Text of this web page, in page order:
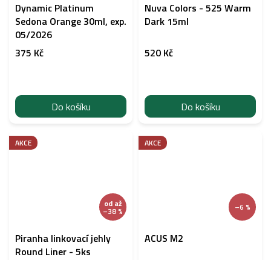
Dynamic Platinum
Sedona Orange 30ml, exp.
05/2026
375 Kč
Do košíku
Nuva Colors - 525 Warm
Dark 15ml
520 Kč
Do košíku
AKCE
od až
–38 %
Piranha linkovací jehly
Round Liner - 5ks
AKCE
–6 %
ACUS M2